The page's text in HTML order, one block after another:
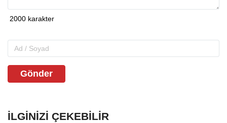
Gönder
İLGINIZI ÇEKEBILIR